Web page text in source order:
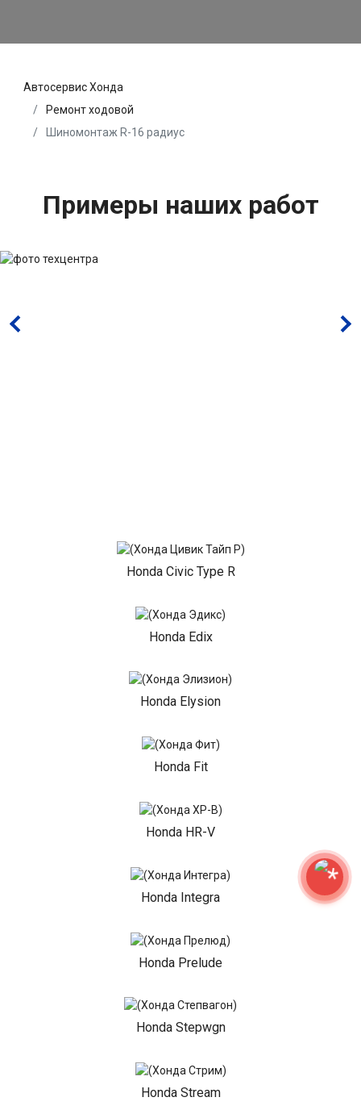
Автосервис Хонда
Ремонт ходовой
Шиномонтаж R-16 радиус
Примеры наших работ
Honda Civic Type R
Honda Edix
Honda Elysion
Honda Fit
Honda HR-V
Honda Integra
Honda Prelude
Honda Stepwgn
Honda Stream